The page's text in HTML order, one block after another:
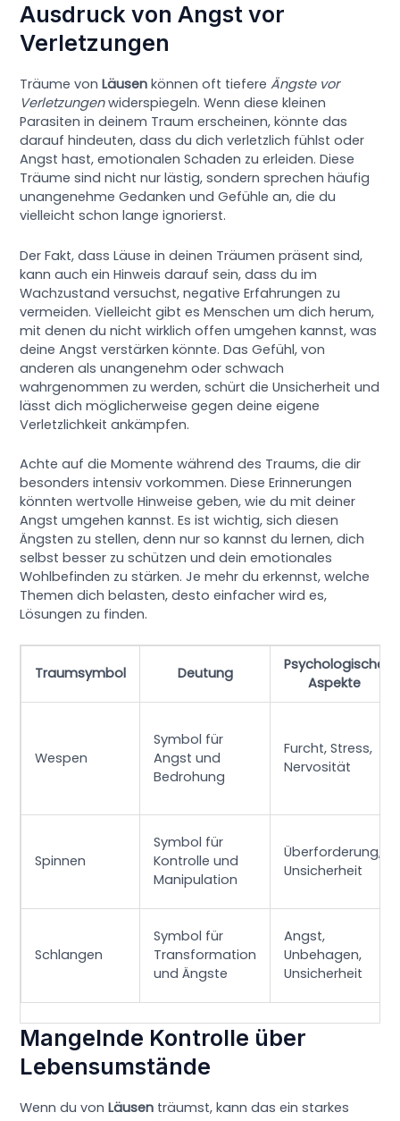
Ausdruck von Angst vor
Verletzungen
Träume vonLäusen können oft tiefereÄngste vor
Verletzungenwiderspiegeln. Wenn diese kleinen
Parasiten in deinem Traum erscheinen, könnte das
darauf hindeuten, dass du dich verletzlich fühlst oder
Angst hast, emotionalen Schaden zu erleiden. Diese
Träume sind nicht nur lästig, sondern sprechen häufig
unangenehme Gedanken und Gefühle an, die du
vielleicht schon lange ignorierst.
Der Fakt, dass Läuse in deinen Träumen präsent sind,
kann auch ein Hinweis darauf sein, dass du im
Wachzustand versuchst, negative Erfahrungen zu
vermeiden. Vielleicht gibt es Menschen um dich herum,
mit denen du nicht wirklich offen umgehen kannst, was
deine Angst verstärken könnte. Das Gefühl, von
anderen als unangenehm oder schwach
wahrgenommen zu werden, schürt die Unsicherheit und
lässt dich möglicherweise gegen deine eigene
Verletzlichkeit ankämpfen.
Achte auf die Momente während des Traums, die dir
besonders intensiv vorkommen. Diese Erinnerungen
könnten wertvolle Hinweise geben, wie du mit deiner
Angst umgehen kannst. Es ist wichtig, sich diesen
Ängsten zu stellen, denn nur so kannst du lernen, dich
selbst besser zu schützen und dein emotionales
Wohlbefinden zu stärken. Je mehr du erkennst, welche
Themen dich belasten, desto einfacher wird es,
Lösungen zu finden.
Traumsymbol Deutung
Psychologische
Aspekte
Wespen
Symbol für
Angst und
Bedrohung
Furcht, Stress,
Nervosität
Spinnen
Symbol für
Kontrolle und
Manipulation
Überforderung,
Unsicherheit
Schlangen
Symbol für
Transformation
und Ängste
Angst,
Unbehagen,
Unsicherheit
Mangelnde Kontrolle über
Lebensumstände
Wenn du vonLäusen träumst, kann das ein starkes